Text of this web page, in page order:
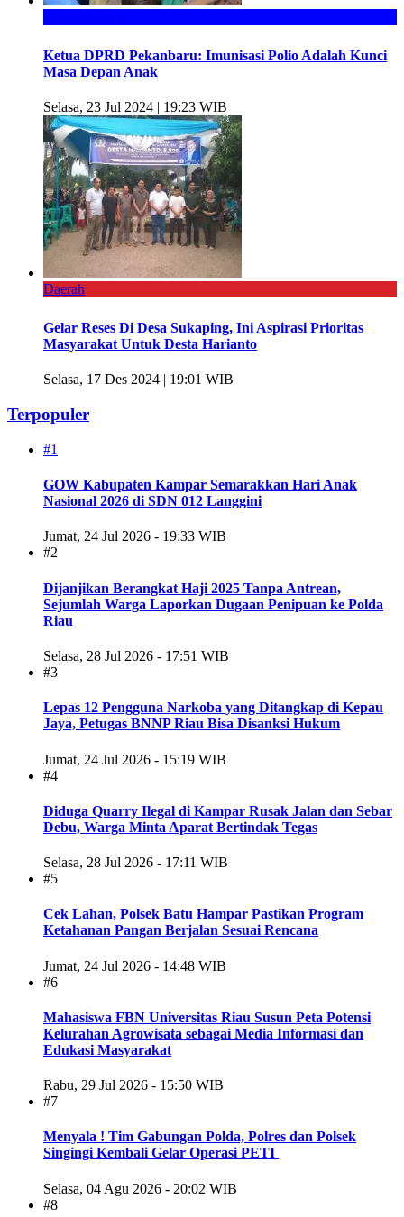
Ketua DPRD Pekanbaru: Imunisasi Polio Adalah Kunci
Masa Depan Anak
Selasa, 23 Jul 2024 | 19:23 WIB
Daerah
Gelar Reses Di Desa Sukaping, Ini Aspirasi Prioritas
Masyarakat Untuk Desta Harianto
Selasa, 17 Des 2024 | 19:01 WIB
Terpopuler
#1
GOW Kabupaten Kampar Semarakkan Hari Anak
Nasional 2026 di SDN 012 Langgini
Jumat, 24 Jul 2026 - 19:33 WIB
#2
Dijanjikan Berangkat Haji 2025 Tanpa Antrean,
Sejumlah Warga Laporkan Dugaan Penipuan ke Polda
Riau
Selasa, 28 Jul 2026 - 17:51 WIB
#3
Lepas 12 Pengguna Narkoba yang Ditangkap di Kepau
Jaya, Petugas BNNP Riau Bisa Disanksi Hukum
Jumat, 24 Jul 2026 - 15:19 WIB
#4
Diduga Quarry Ilegal di Kampar Rusak Jalan dan Sebar
Debu, Warga Minta Aparat Bertindak Tegas
Selasa, 28 Jul 2026 - 17:11 WIB
#5
Cek Lahan, Polsek Batu Hampar Pastikan Program
Ketahanan Pangan Berjalan Sesuai Rencana
Jumat, 24 Jul 2026 - 14:48 WIB
#6
Mahasiswa FBN Universitas Riau Susun Peta Potensi
Kelurahan Agrowisata sebagai Media Informasi dan
Edukasi Masyarakat
Rabu, 29 Jul 2026 - 15:50 WIB
#7
Menyala ! Tim Gabungan Polda, Polres dan Polsek
Singingi Kembali Gelar Operasi PETI
Selasa, 04 Agu 2026 - 20:02 WIB
#8